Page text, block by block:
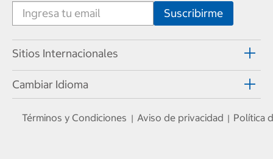
Sitios Internacionales
Cambiar Idioma
Términos y Condiciones | Aviso de privacidad | Política